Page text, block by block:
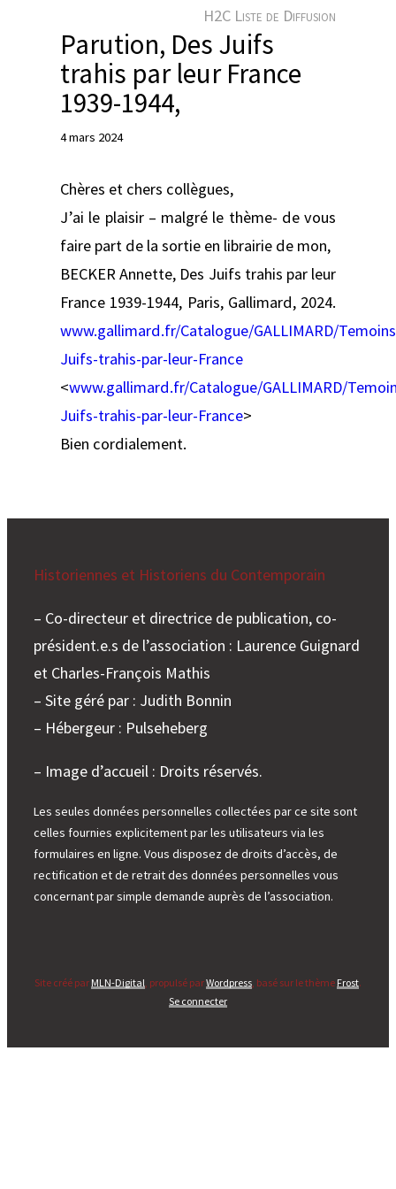
H2C Liste de Diffusion
Parution, Des Juifs
trahis par leur France
1939-1944,
4 mars 2024
Chères et chers collègues,
J’ai le plaisir – malgré le thème- de vous
faire part de la sortie en librairie de mon,
BECKER Annette, Des Juifs trahis par leur
France 1939-1944, Paris, Gallimard, 2024.
www.gallimard.fr/Catalogue/GALLIMARD/
Juifs-trahis-par-leur-France
<www.gallimard.fr/Catalogue/GALLIMARD/
Juifs-trahis-par-leur-France>
Bien cordialement.
Historiennes et Historiens du Contemporain
– Co-directeur et directrice de publication, co-
président.e.s de l’association : Laurence Guignard
et Charles-François Mathis
– Site géré par : Judith Bonnin
– Hébergeur : Pulseheberg
– Image d’accueil : Droits réservés.
Les seules données personnelles collectées par ce site sont
celles fournies explicitement par les utilisateurs via les
formulaires en ligne. Vous disposez de droits d’accès, de
rectification et de retrait des données personnelles vous
concernant par simple demande auprès de l’association.
Site créé par MLN-Digital , propulsé parWordpress , basé sur le thème Frost.
Se connecter